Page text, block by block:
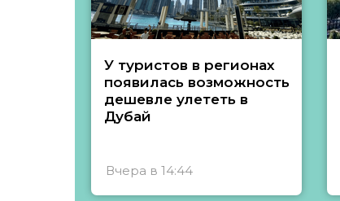
У туристов в регионах
появилась возможность
дешевле улететь в
Дубай
Вчера в 14:44